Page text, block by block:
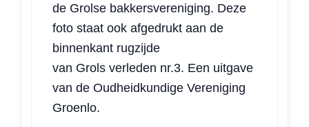
de Grolse bakkersvereniging. Deze
foto staat ook afgedrukt aan de
binnenkant rugzijde
van Grols verleden nr.3. Een uitgave
van de Oudheidkundige Vereniging
Groenlo.